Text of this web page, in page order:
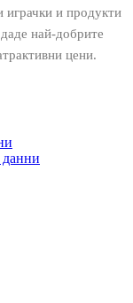
играчки и продукти
най-добрите
цени.
данни